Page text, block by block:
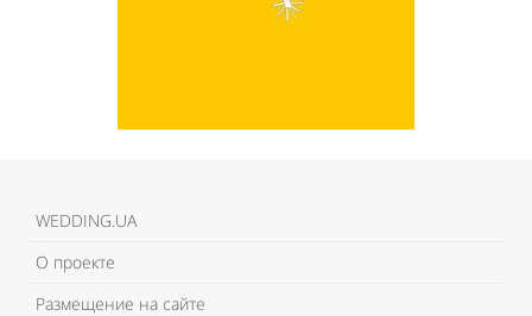
WEDDING.UA
О проекте
Размещение на сайте